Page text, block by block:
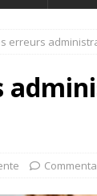
erreurs